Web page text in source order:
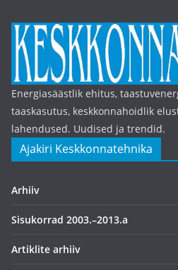
Energiasäästlik ehitus,
taaskasutus, keskkonnahoidlik
lahendused. Uudised ja trendid.
Ajakiri Keskkonnatehnika
Arhiiv
Sisukorrad 2003.–2013.a
Artiklite arhiiv